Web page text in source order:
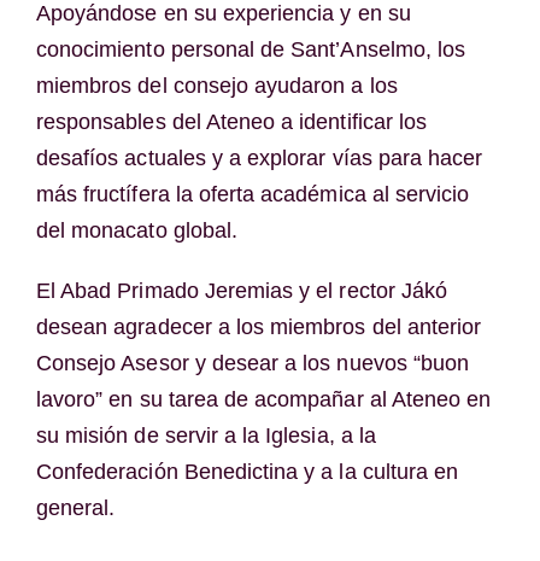
Apoyándose en su experiencia y en su
conocimiento personal de Sant’Anselmo, los
miembros del consejo ayudaron a los
responsables del Ateneo a identificar los
desafíos actuales y a explorar vías para hacer
más fructífera la oferta académica al servicio
del monacato global.
El Abad Primado Jeremias y el rector Jákó
desean agradecer a los miembros del anterior
Consejo Asesor y desear a los nuevos “buon
lavoro” en su tarea de acompañar al Ateneo en
su misión de servir a la Iglesia, a la
Confederación Benedictina y a la cultura en
general.